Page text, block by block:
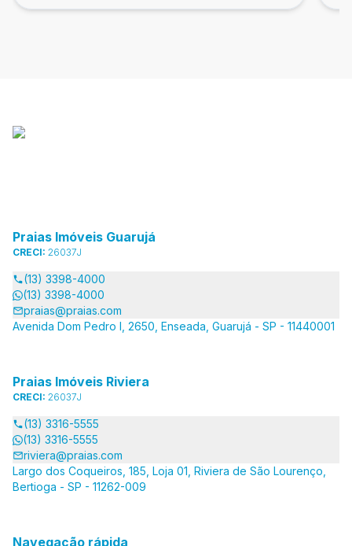
Praias Imóveis Guarujá
CRECI: 26037J
(13) 3398-4000
(13) 3398-4000
praias@praias.com
Avenida Dom Pedro I, 2650, Enseada, Guarujá - SP - 11440001
Praias Imóveis Riviera
CRECI: 26037J
(13) 3316-5555
(13) 3316-5555
riviera@praias.com
Largo dos Coqueiros, 185, Loja 01, Riviera de São Lourenço,
Bertioga - SP - 11262-009
Navegação rápida